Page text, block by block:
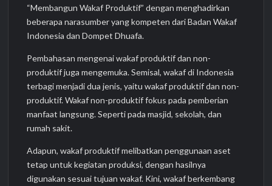
“Membangun Wakaf Produktif” dengan menghadirkan
beberapa narasumber yang kompeten dari Badan Wakaf
Indonesia dan Dompet Dhuafa.
Pembahasan mengenai wakaf produktif dan non-
produktif juga mengemuka. Semisal, wakaf di Indonesia
terbagi menjadi dua jenis, yaitu wakaf produktif dan non-
produktif. Wakaf non-produktif fokus pada pemberian
manfaat langsung. Seperti pada masjid, sekolah, dan
rumah sakit.
Adapun, wakaf produktif melibatkan penggunaan aset
tetap untuk kegiatan produksi, dengan hasilnya
digunakan sesuai tujuan wakaf. Kini, wakaf berkembang